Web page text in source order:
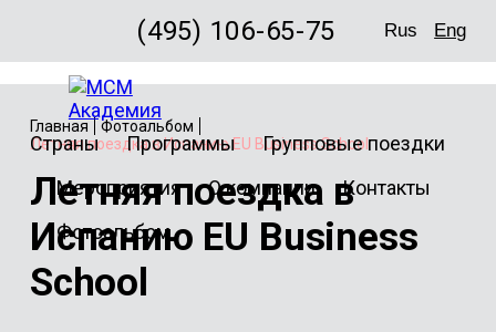
(495) 106-65-75 Rus Eng
Страны Программы
Групповые поездки
Мероприятия
О компании
Контакты
Фотоальбом
Главная
Фотоальбом
Летняя поездка в Испанию EU Business School
Летняя поездка в
Испанию EU Business
School